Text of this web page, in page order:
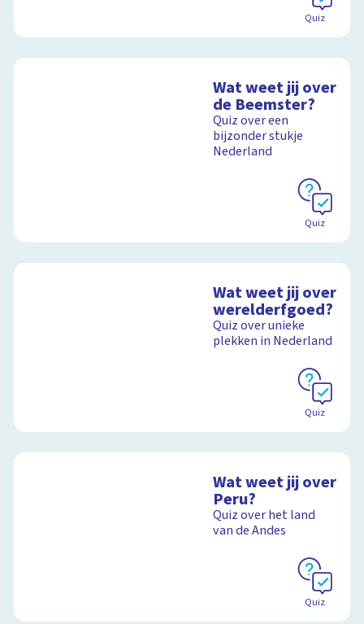
Quiz
Wat weet jij over
de Beemster?
Quiz over een
bijzonder stukje
Nederland
Quiz
Wat weet jij over
werelderfgoed?
Quiz over unieke
plekken in Nederland
Quiz
Wat weet jij over
Peru?
Quiz over het land
van de Andes
Quiz